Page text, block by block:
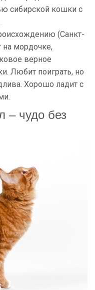
сибирской кошки с
(Санкт-
на мордочке,
верное
Любит поиграть, но
Хорошо ладит с
– чудо без